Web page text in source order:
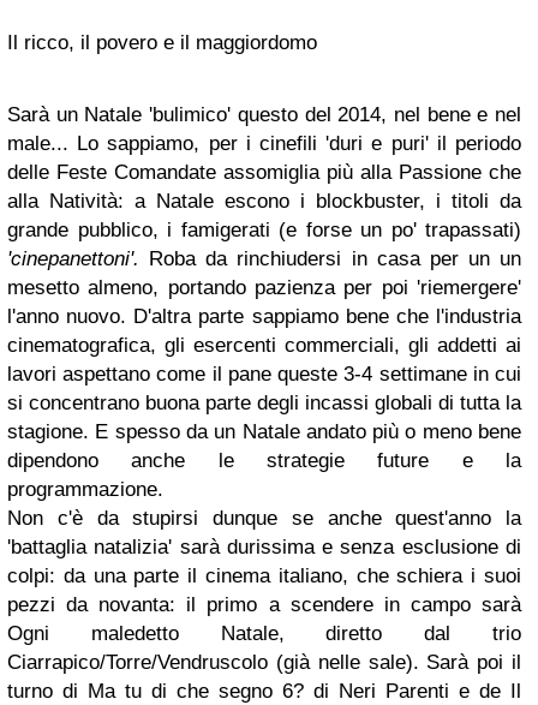
Il ricco, il povero e il maggiordomo
Sarà un Natale 'bulimico' questo del 2014, nel bene e nel
male... Lo sappiamo, per i cinefili 'duri e puri' il periodo
delle Feste Comandate assomiglia più alla Passione che
alla Natività: a Natale escono i blockbuster, i titoli da
grande pubblico, i famigerati (e forse un po' trapassati)
'cinepanettoni'.
Roba da rinchiudersi in casa per un un
mesetto almeno, portando pazienza per poi 'riemergere'
l'anno nuovo. D'altra parte sappiamo bene che l'industria
cinematografica, gli esercenti commerciali, gli addetti ai
lavori aspettano come il pane queste 3-4 settimane in cui
si concentrano buona parte degli incassi globali di tutta la
stagione. E spesso da un Natale andato più o meno bene
dipendono anche le strategie future e la
programmazione.
Non c'è da stupirsi dunque se anche quest'anno la
'battaglia natalizia' sarà durissima e senza esclusione di
colpi: da una parte il cinema italiano, che schiera i suoi
pezzi da novanta: il primo a scendere in campo sarà
Ogni maledetto Natale, diretto dal trio
Ciarrapico/Torre/Vendruscolo (già nelle sale). Sarà poi il
turno di Ma tu di che segno 6? di Neri Parenti e de